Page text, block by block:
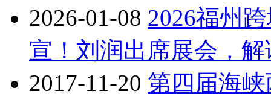
2026-01-08 2026福州
宣！刘润出席展会，
2017-11-20 第四届海